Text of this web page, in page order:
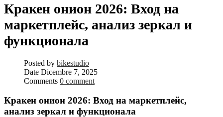
Кракен онион 2026: Вход на
маркетплейс, анализ зеркал и
функционала
Posted by bikestudio
Date Dicembre 7, 2025
Comments 0 comment
Кракен онион 2026: Вход на маркетплейс,
анализ зеркал и функционала